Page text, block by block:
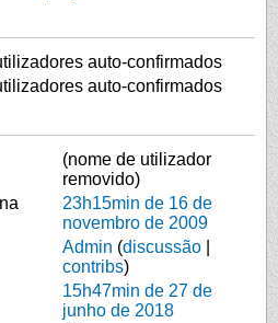
auto-confirmados
auto-confirmados
(nome de utilizador
removido)
23h15min de 16 de
novembro de 2009
Admin (discussão
contribs)
15h47min de 27 de
junho de 2018